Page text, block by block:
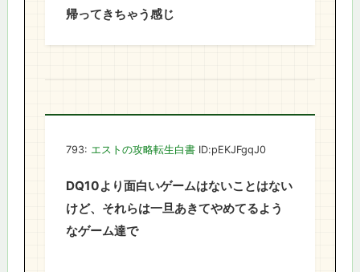
帰ってきちゃう感じ
793: エストの攻略転生白書 ID:pEKJFgqJ0
DQ10より面白いゲームはないことはない
けど、それらは一旦あきてやめてるよう
なゲーム達で